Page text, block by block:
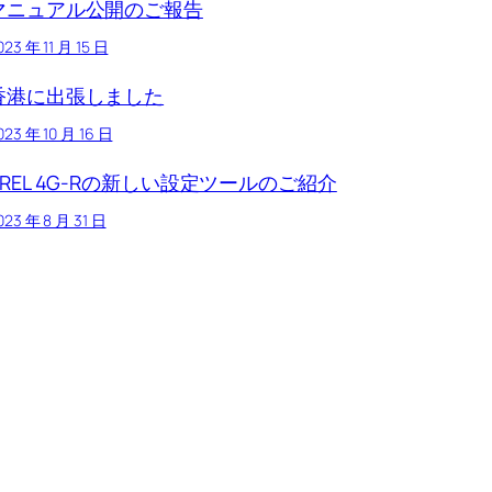
ニュアル公開のご報告
年 11 月 15 日
港に出張しました
年 10 月 16 日
4G-Rの新しい設定ツールのご紹介
年 8 月 31 日